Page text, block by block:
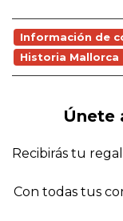
Información de
Historia Mallorca
Únete
Recibirás tu
Con todas tus